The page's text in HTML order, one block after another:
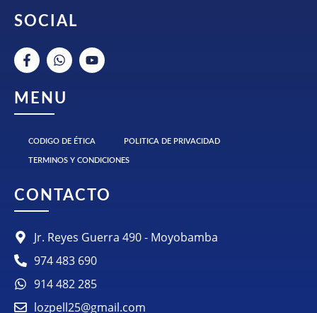
SOCIAL
MENU
CODIGO DE ÉTICA POLITICA DE PRIVACIDAD
TERMINOS Y CONDICIONES
CONTACTO
Jr. Reyes Guerra 490 - Moyobamba
974 483 690
914 482 285
lozpell25@gmail.com